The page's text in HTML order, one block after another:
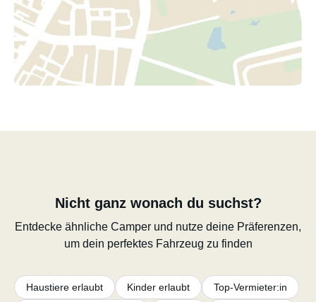
Nicht ganz wonach du suchst?
Entdecke ähnliche Camper und nutze deine Präferenzen,
um dein perfektes Fahrzeug zu finden
Haustiere erlaubt Kinder erlaubt Top-Vermieter:in